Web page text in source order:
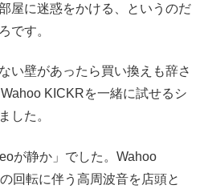
屋に迷惑をかける、というのだ
です。
い壁があったら買い換えも辞さ
KICKRを一緒に試せるシ
した。
が静か」でした。Wahoo
回転に伴う高周波音を店頭と